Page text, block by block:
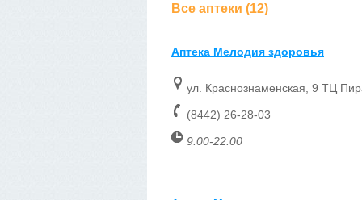
Все аптеки (12)
Аптека Мелодия здоровья
ул. Краснознаменская, 9 ТЦ
(8442) 26-28-03
9:00-22:00